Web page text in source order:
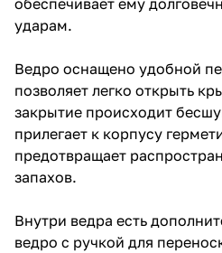
ударам.
Ведро оснащено удобной
позволяет легко открыть
закрытие происходит
прилегает к корпусу
предотвращает
запахов.
Внутри ведра есть
ведро с ручкой для